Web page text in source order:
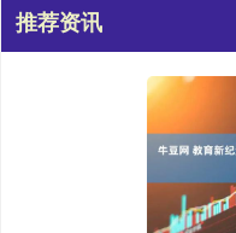
推荐资讯